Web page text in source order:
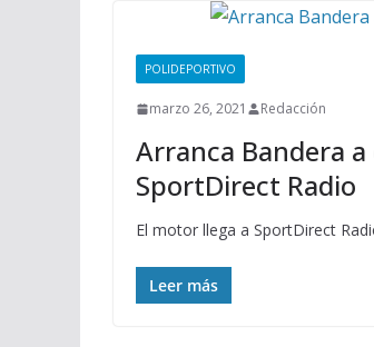
POLIDEPORTIVO
marzo 26, 2021 Redacción
Arranca Bandera
SportDirect Radio
El motor llega a SportDirect
Leer más